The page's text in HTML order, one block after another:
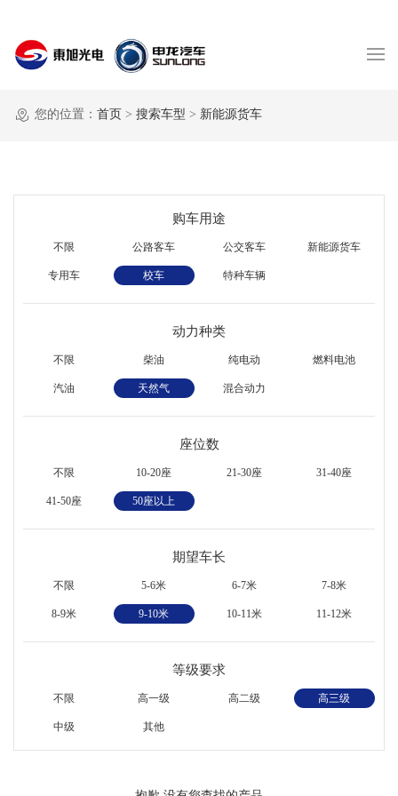
您的位置： 首页 > 搜索车型 > 新能源货车
购车用途
不限 公路客车 公交客车 新能源货车
专用车 校车 特种车辆
动力种类
不限 柴油 纯电动 燃料电池
汽油 天然气 混合动力
座位数
不限 10-20座 21-30座 31-40座
41-50座 50座以上
期望车长
不限 5-6米 6-7米 7-8米
8-9米 9-10米 10-11米 11-12米
等级要求
不限 高一级 高二级 高三级
中级 其他